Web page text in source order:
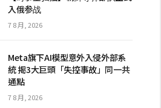
入俄参战
7 8 月, 2026
Meta旗下AI模型意外入侵外部系
統 揭3大巨頭「失控事故」同一共
通點
7 8 月, 2026